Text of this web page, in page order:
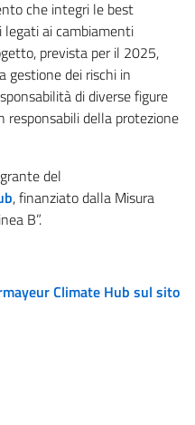
che integri le best
legati ai cambiamenti
prevista per il 2025,
gestione dei rischi in
di diverse figure
responsabili della protezione
del
, finanziato dalla Misura
B”.
Climate Hub sul sito